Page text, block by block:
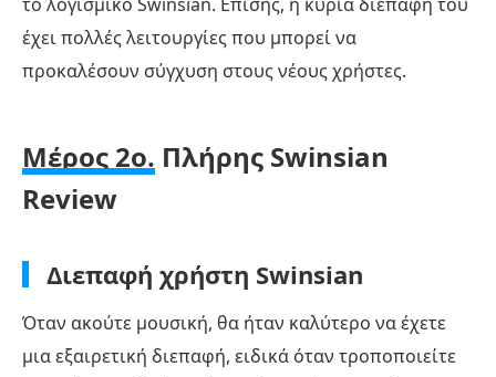
έχει πολλές λειτουργίες που μπορεί να
προκαλέσουν σύγχυση στους νέους χρήστες.
Μέρος 2ο. Πλήρης Swinsian
Review
Διεπαφή χρήστη Swinsian
Όταν ακούτε μουσική, θα ήταν καλύτερο να έχετε
μια εξαιρετική διεπαφή, ειδικά όταν τροποποιείτε